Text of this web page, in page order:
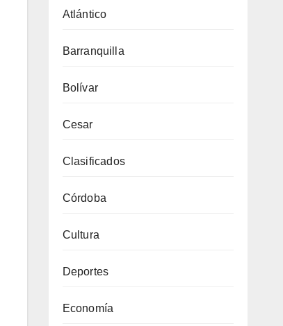
Atlántico
Barranquilla
Bolívar
Cesar
Clasificados
Córdoba
Cultura
Deportes
Economía